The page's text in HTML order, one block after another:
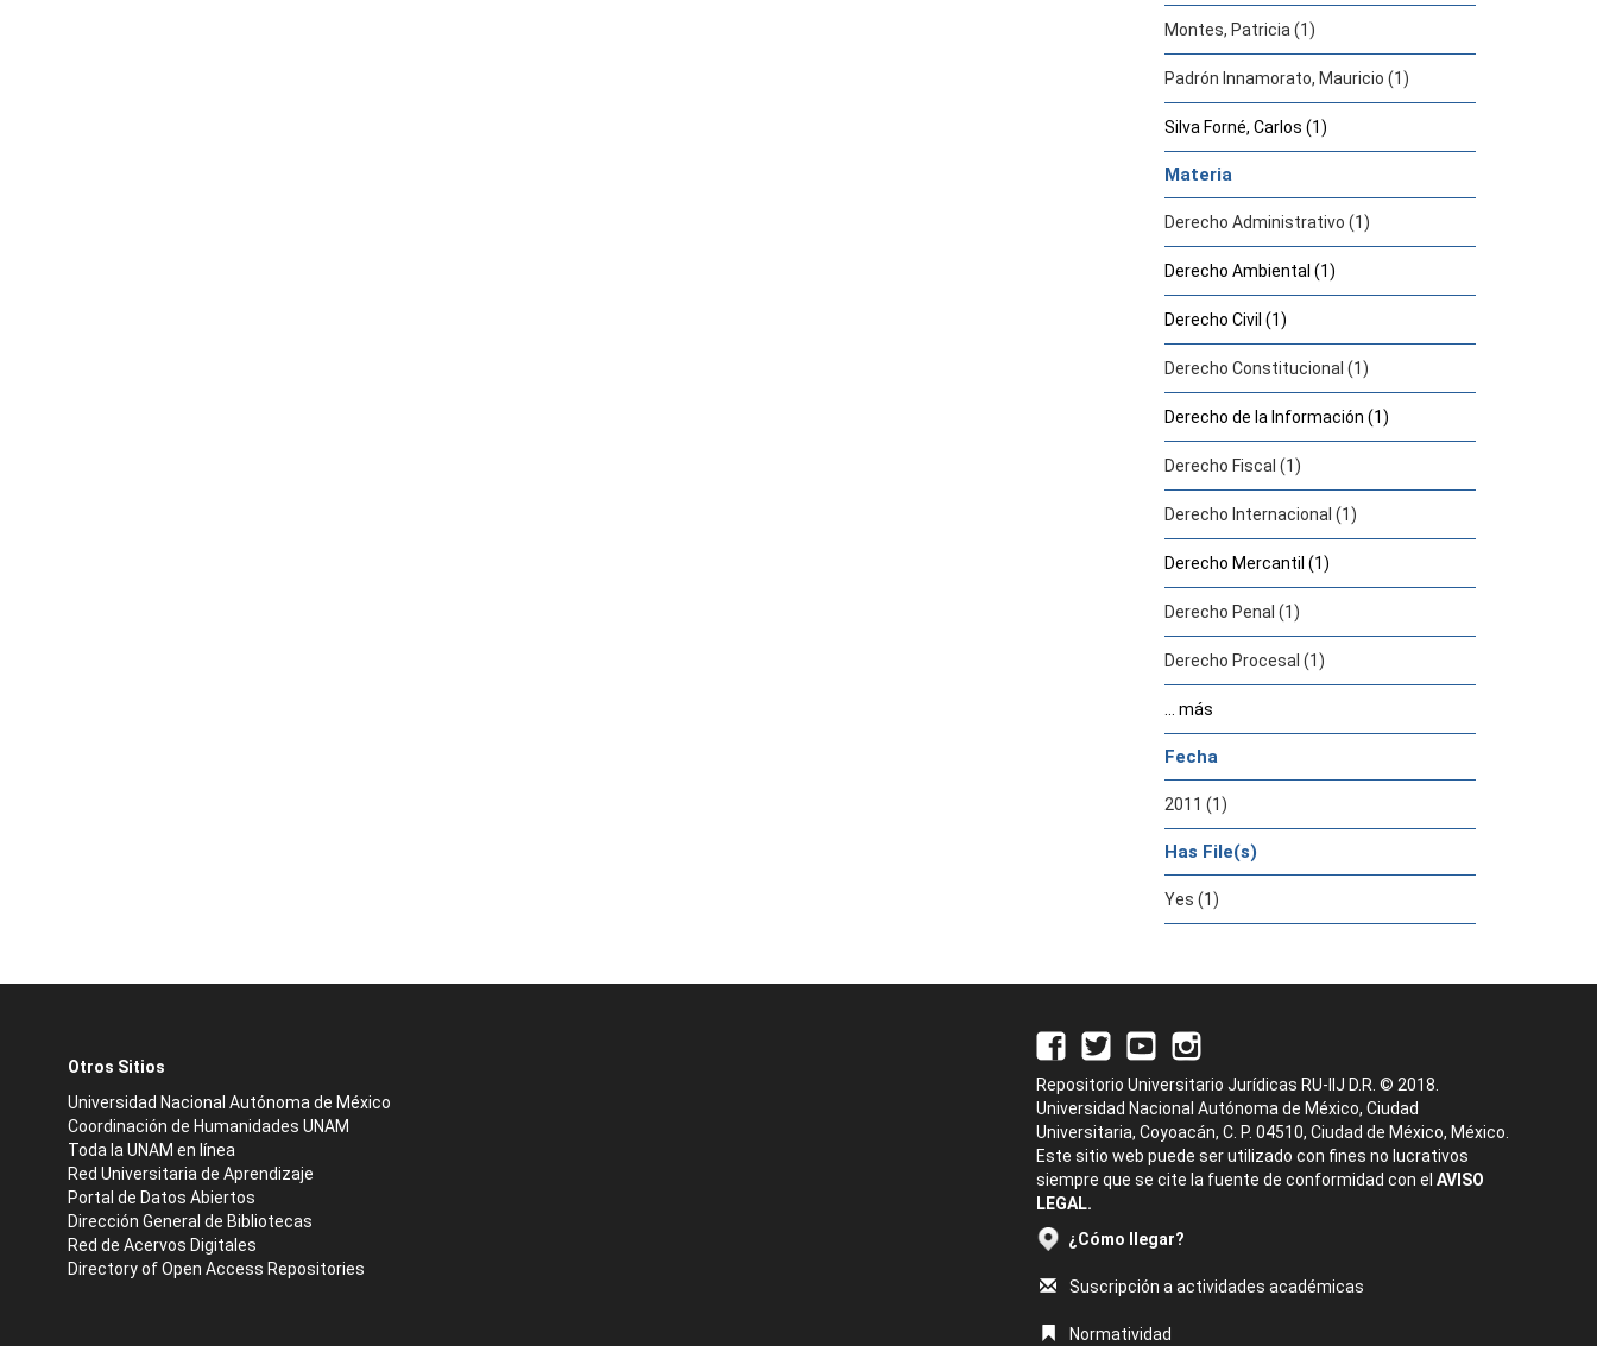
Montes, Patricia (1)
Padrón Innamorato, Mauricio (1)
Silva Forné, Carlos (1)
Materia
Derecho Administrativo (1)
Derecho Ambiental (1)
Derecho Civil (1)
Derecho Constitucional (1)
Derecho de la Información (1)
Derecho Fiscal (1)
Derecho Internacional (1)
Derecho Mercantil (1)
Derecho Penal (1)
Derecho Procesal (1)
... más
Fecha
2011 (1)
Has File(s)
Yes (1)
Otros Sitios
Universidad Nacional Autónoma de México
Coordinación de Humanidades UNAM
Toda la UNAM en línea
Red Universitaria de Aprendizaje
Portal de Datos Abiertos
Dirección General de Bibliotecas
Red de Acervos Digitales
Directory of Open Access Repositories
Repositorio Universitario Jurídicas RU-IIJ D.R. © 2018.
Universidad Nacional Autónoma de México, Ciudad
Universitaria, Coyoacán, C. P. 04510, Ciudad de México, México.
Este sitio web puede ser utilizado con fines no lucrativos
siempre que se cite la fuente de conformidad con el AVISO
LEGAL.
¿Cómo llegar?
Suscripción a actividades académicas
Normatividad